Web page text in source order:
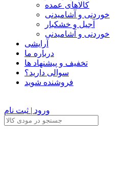
کالاهای عمده
خوردنی و آشامیدنی
آجیل و خشکبار
خوردنی و آشامیدنی
آرایشی
درباره ما
تخفیف و پیشنهاد ها
سوالی دارید؟
فروشنده شوید
ورود | ثبت نام